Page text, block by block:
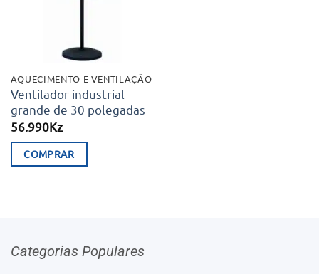
AQUECIMENTO E VENTILAÇÃO
Ventilador industrial
grande de 30 polegadas
56.990Kz
COMPRAR
Categorias Populares